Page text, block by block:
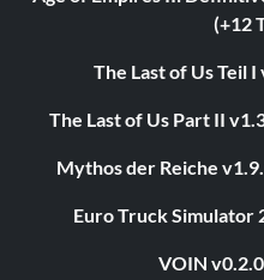
(+12
The Last of Us Teil
The Last of Us Part II
Mythos der Reiche
Euro Truck Simulator
VOIN